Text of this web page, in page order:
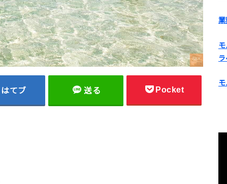
はてブ 送る Pocket
業